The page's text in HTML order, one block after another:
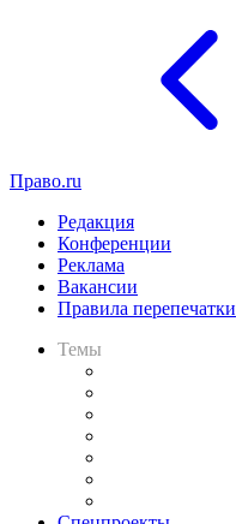
Право.ru
Редакция
Конференции
Реклама
Вакансии
Правила перепечатки
Темы